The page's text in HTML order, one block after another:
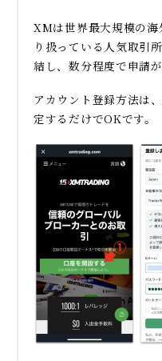
XMは世界最大規模の
り扱っている人気取引
結し、数分程度で申請が
アカウント登録方法は
定するだけでOKです。